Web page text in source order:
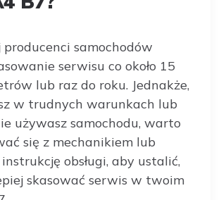
samochodów
serwisu co około 15
lub raz do roku. Jednakże,
w trudnych warunkach lub
używasz samochodu, warto
się z mechanikiem lub
obsługi, aby ustalić,
skasować serwis w twoim